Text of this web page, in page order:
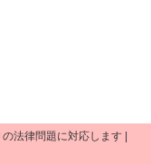
法律問題に対応します |